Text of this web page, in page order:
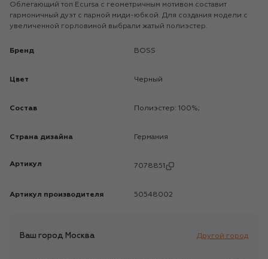
Облегающий топ Ecursa с геометричным мотивом составит
гармоничный дуэт с парной миди-юбкой. Для создания модели с
увеличенной горловиной выбрали жатый полиэстер.
Бренд BOSS
Цвет Черный
Состав Полиэстер: 100%;
Страна дизайна Германия
Артикул 7078851
Артикул производителя 50548002
Ваш город Москва Другой город